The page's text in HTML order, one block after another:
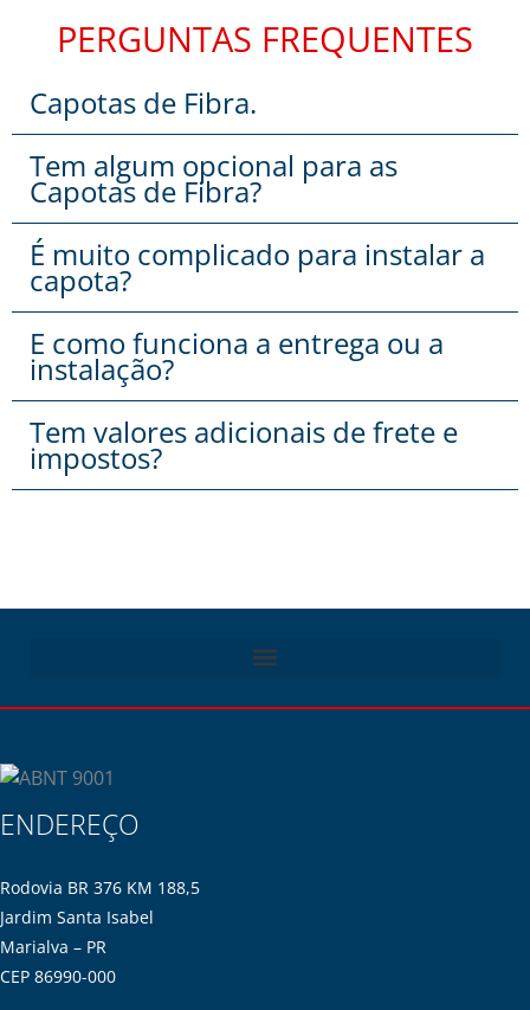
PERGUNTAS FREQUENTES
Capotas de Fibra.
Tem algum opcional para as
Capotas de Fibra?
É muito complicado para instalar a
capota?
E como funciona a entrega ou a
instalação?
Tem valores adicionais de frete e
impostos?
ENDEREÇO
Rodovia BR 376 KM 188,5
Jardim Santa Isabel
Marialva – PR
CEP 86990-000